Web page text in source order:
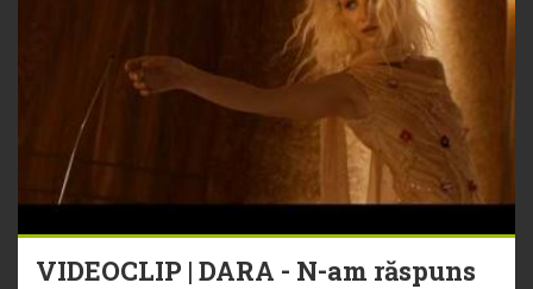
VIDEOCLIP | DARA - N-am răspuns